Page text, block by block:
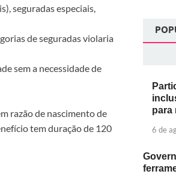
seguradas especiais,
de seguradas violaria
sem a necessidade de
razão de nascimento de
tem duração de 120
para
6 de